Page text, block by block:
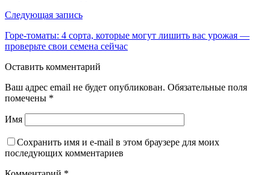
Следующая запись
Горе-томаты: 4 сорта, которые могут лишить вас урожая —
проверьте свои семена сейчас
Оставить комментарий
Ваш адрес email не будет опубликован. Обязательные поля
помечены *
Имя
Сохранить имя и e-mail в этом браузере для моих
последующих комментариев